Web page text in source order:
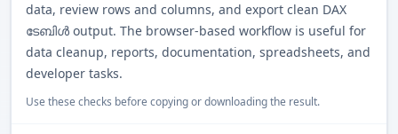
data, review rows and columns, and export clean DAX
ടേബിൾ output. The browser-based workflow is useful for
data cleanup, reports, documentation, spreadsheets, and
developer tasks.
Use these checks before copying or downloading the result.